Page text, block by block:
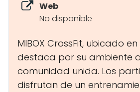
Web
No disponible
MIBOX CrossFit, ubicado
destaca por su ambiente
comunidad unida. Los
disfrutan de un